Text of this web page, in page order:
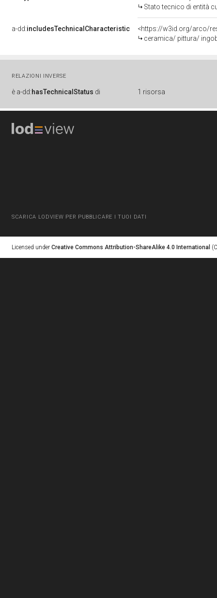
Stato tecnico di entità
a-dd:includesTechnicalCharacteristic
<https://w3id.org/arco/
ceramica/ pittura/
RELAZIONI INVERSE
è a-dd:hasTechnicalStatus di 1 risorsa
SCARICA LODVIEW PER PUBBLICARE I TUOI DATI
Licensed under Creative Commons Attribution-ShareAlike 4.0 International